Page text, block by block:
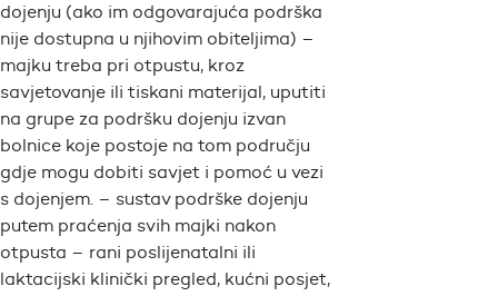
dojenju (ako im odgovarajuća podrška
nije dostupna u njihovim obiteljima) –
majku treba pri otpustu, kroz
savjetovanje ili tiskani materijal, uputiti
na grupe za podršku dojenju izvan
bolnice koje postoje na tom području
gdje mogu dobiti savjet i pomoć u vezi
s dojenjem. – sustav podrške dojenju
putem praćenja svih majki nakon
otpusta – rani poslijenatalni ili
laktacijski klinički pregled, kućni posjet,